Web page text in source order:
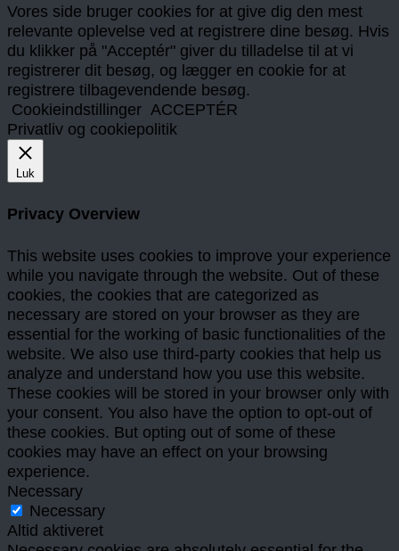
Vores side bruger cookies for at give dig den mest
relevante oplevelse ved at registrere dine besøg. Hvis
du klikker på "Acceptér" giver du tilladelse til at vi
registrerer dit besøg, og lægger en cookie for at
registrere tilbagevendende besøg.
Cookieindstillinger ACCEPTÉR
Privatliv og cookiepolitik
Luk
Privacy Overview
This website uses cookies to improve your experience
while you navigate through the website. Out of these
cookies, the cookies that are categorized as
necessary are stored on your browser as they are
essential for the working of basic functionalities of the
website. We also use third-party cookies that help us
analyze and understand how you use this website.
These cookies will be stored in your browser only with
your consent. You also have the option to opt-out of
these cookies. But opting out of some of these
cookies may have an effect on your browsing
experience.
Necessary
Necessary
Altid aktiveret